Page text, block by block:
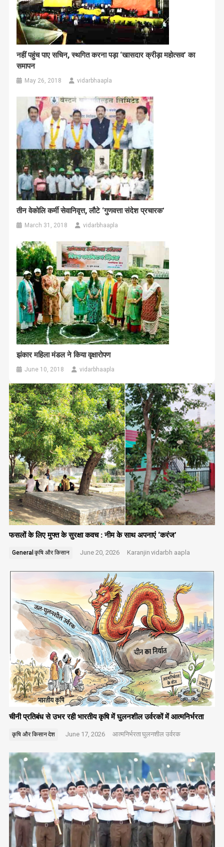
नहीं पहुंच पाए सचिन, स्थगित करना पड़ा ‘खासदार क्रीड़ा महोत्सव’ का
समापन
May 26, 2018 vidarbhaapla
तीन वेकोलि कर्मी सेवानिवृत्त, लौटे ‘गुणवत्ता संदेश प्रचारक’
March 31, 2018 vidarbhaapla
झंकार महिला मंडल ने किया वृक्षारोपण
June 10, 2018 vidarbhaapla
फसलों के लिए मुफ्त के सुरक्षा कवच : नीम के साथ अपनाएं ‘करंज’
General कृषि और किसान June 20, 2026 Karanjin vidarbh aapla
चीनी प्रतिबंध से उभर रही भारतीय कृषि में घुलनशील उर्वरकों में आत्मनिर्भरता
कृषि और किसानदेश June 17, 2026 आत्मनिर्भरताघुलनशील उर्वरक